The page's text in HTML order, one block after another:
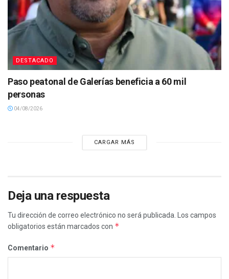
DESTACADO
Paso peatonal de Galerías beneficia a 60 mil
personas
04/08/2026
CARGAR MÁS
Deja una respuesta
Tu dirección de correo electrónico no será publicada.
Los campos
obligatorios están marcados con *
Comentario *